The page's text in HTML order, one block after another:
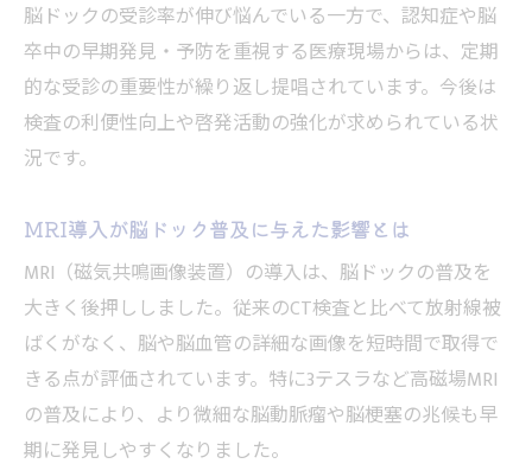
躊躇する人が知るべき脳ドックの本質
異常発見率とデメリットへの向き合い方
脳ドック異常発見率の実態を解説
異常発見時のその後の対応方法とは
脳ドック受診で後悔しないための心得
脳ドック受診は何年おきが理想か検討
脳ドック何年おきが最適か専門家の見解
異常なしの場合の脳ドック受診頻度の目安
リスク別に見る脳ドック受診タイミング
脳ドックの受診率が伸び悩んでいる一方で、認知症や脳
卒中の早期発見・予防を重視する医療現場からは、定期
的な受診の重要性が繰り返し提唱されています。今後は
検査の利便性向上や啓発活動の強化が求められている状
況です。
MRI導入が脳ドック普及に与えた影響とは
MRI（磁気共鳴画像装置）の導入は、脳ドックの普及を
大きく後押ししました。従来のCT検査と比べて放射線被
ばくがなく、脳や脳血管の詳細な画像を短時間で取得で
きる点が評価されています。特に3テスラなど高磁場MRI
の普及により、より微細な脳動脈瘤や脳梗塞の兆候も早
期に発見しやすくなりました。